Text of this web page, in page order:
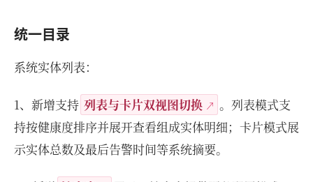
统一目录
系统实体列表：
1、新增支持 列表与卡片双视图切换
。列表模式支
持按健康度排序并展开查看组成实体明细；卡片模式展
示实体总数及最后告警时间等系统摘要。